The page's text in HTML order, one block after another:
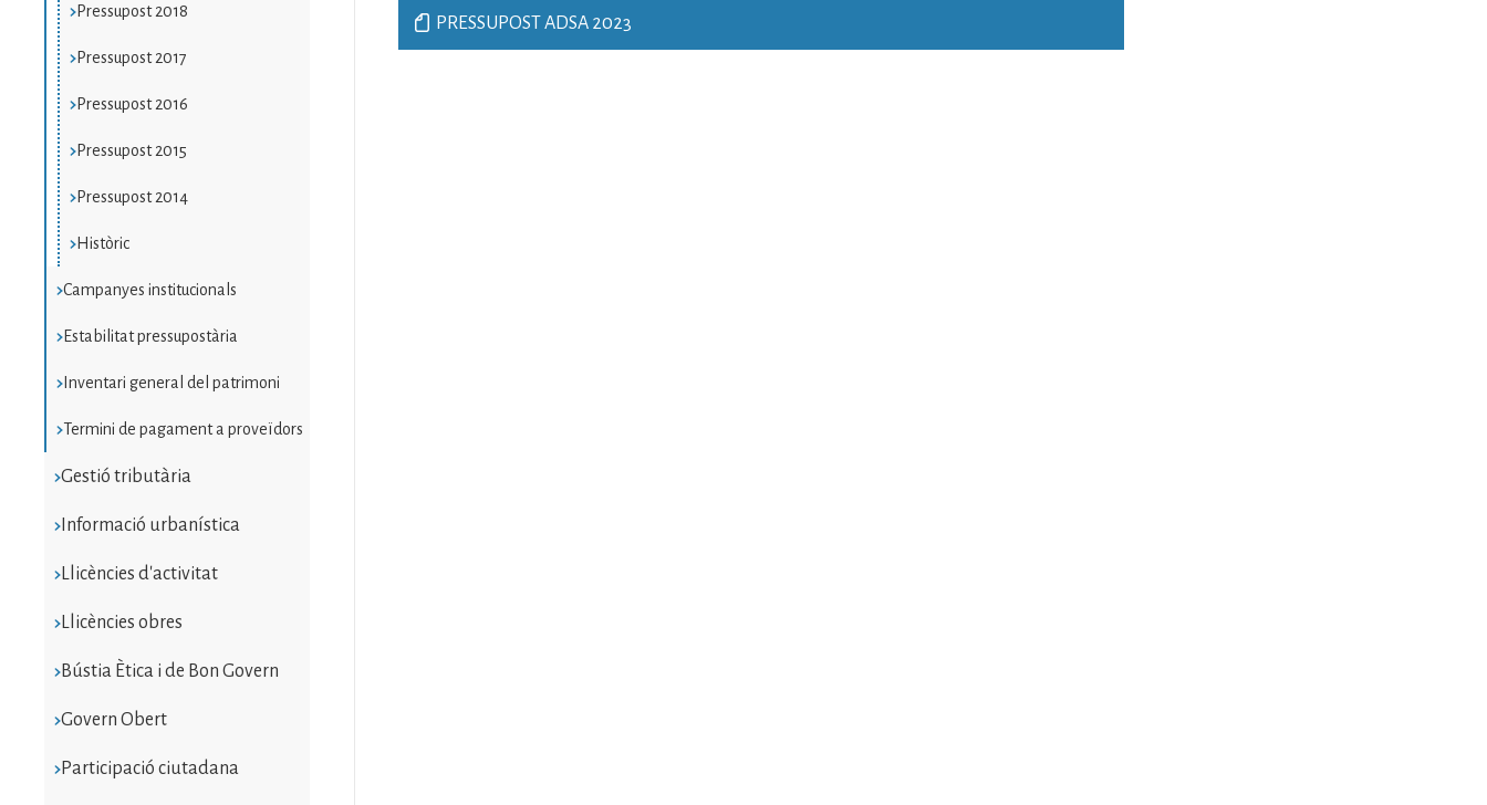
Pressupost 2018
Pressupost 2017
Pressupost 2016
Pressupost 2015
Pressupost 2014
Històric
Campanyes institucionals
Estabilitat pressupostària
Inventari general del patrimoni
Termini de pagament a proveïdors
Gestió tributària
Informació urbanística
Llicències d'activitat
Llicències obres
Bústia Ètica i de Bon Govern
Govern Obert
Participació ciutadana
PRESSUPOST ADSA 2023